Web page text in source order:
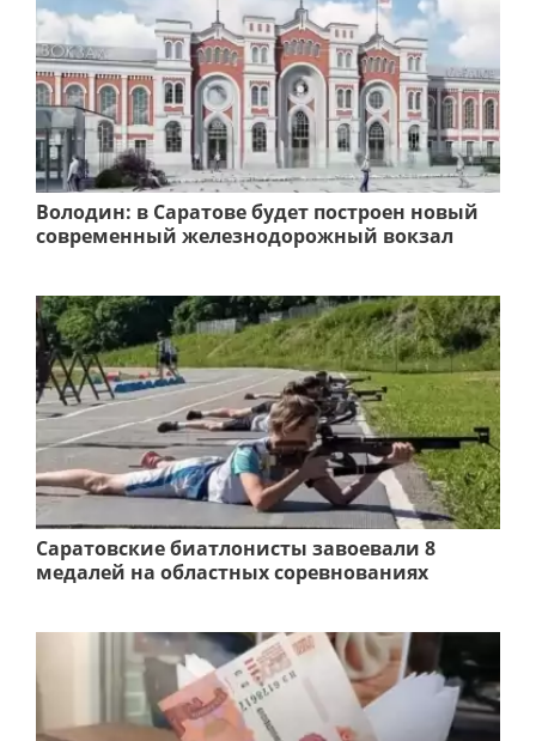
Володин: в Саратове будет построен новый
современный железнодорожный вокзал
Саратовские биатлонисты завоевали 8
медалей на областных соревнованиях